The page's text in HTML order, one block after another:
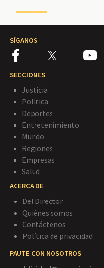
SÍGANOS
SECCIONES
Justicia
Política
Deportes
Entretenimiento
Mundo
Regiones
Empresas
Salud
ACERCA DE
Del Director
Quiénes somos
Contáctenos
Política de privacidad
PAUTE CON NOSOTROS